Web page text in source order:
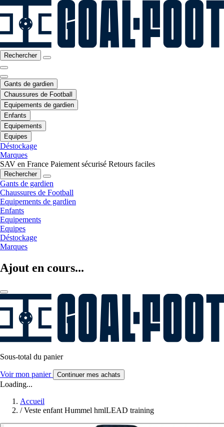
Rechercher
Gants de gardien
Chaussures de Football
Equipements de gardien
Enfants
Equipements
Equipes
Déstockage
Marques
SAV en France Paiement sécurisé Retours faciles
Rechercher
Gants de gardien
Chaussures de Football
Equipements de gardien
Enfants
Equipements
Equipes
Déstockage
Marques
Ajout en cours...
Sous-total du panier
Voir mon panier Continuer mes achats
Loading...
Accueil
/ Veste enfant Hummel hmlLEAD training